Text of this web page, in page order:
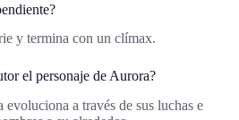
y termina con un clímax.
el personaje de Aurora?
a través de sus luchas e